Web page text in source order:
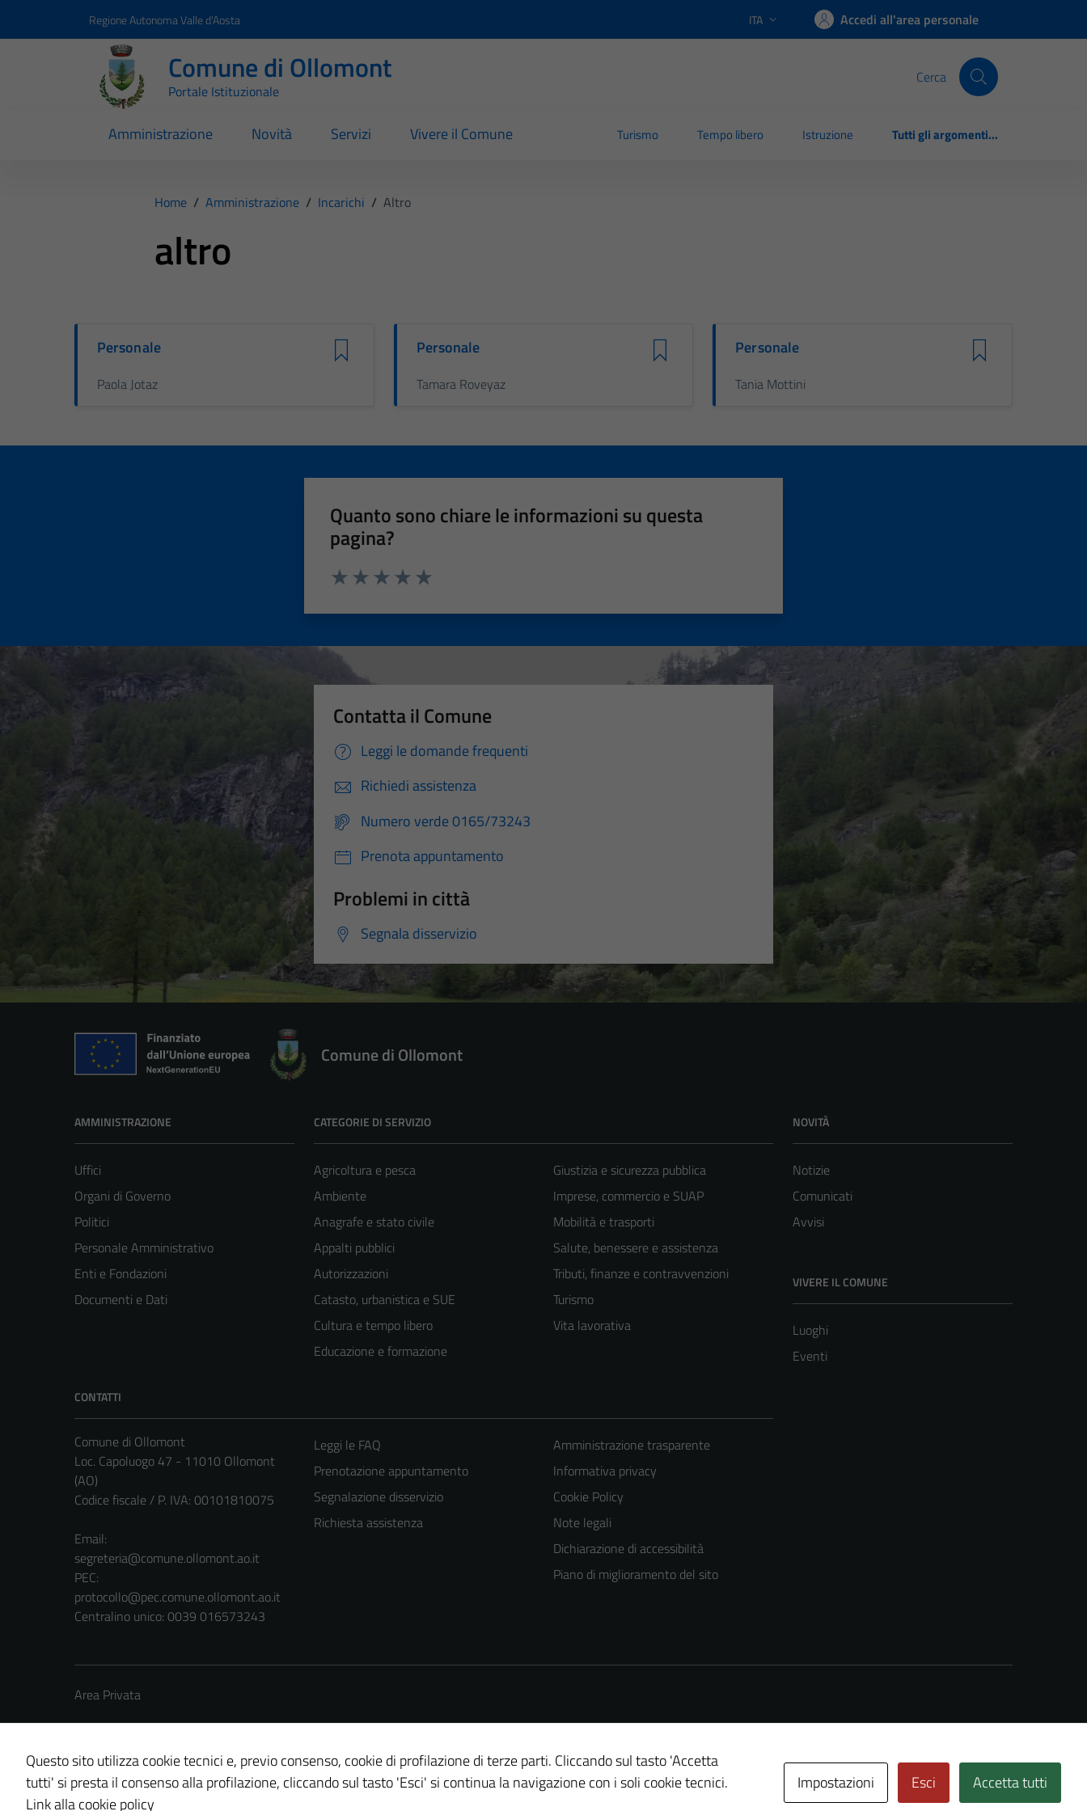
Regione Autonoma Valle d'Aosta Lingua attiva:
ITA Accedi all'area personale
Comune di Ollomont
Portale Istituzionale
Cerca
Amministrazione Novità Servizi Vivere il Comune Turismo Tempo libero Istruzione Tutti gli argomenti...
Home / Amministrazione / Incarichi / Altro
altro
Personale
Paola Jotaz
Personale
Tamara Roveyaz
Personale
Tania Mottini
Quanto sono chiare le informazioni su questa
pagina?
Contatta il Comune
Leggi le domande frequenti
Richiedi assistenza
Numero verde 0165/73243
Prenota appuntamento
Problemi in città
Segnala disservizio
Comune di Ollomont
AMMINISTRAZIONE
Uffici
Organi di Governo
Politici
Personale Amministrativo
Enti e Fondazioni
Documenti e Dati
CATEGORIE DI SERVIZIO
Agricoltura e pesca
Ambiente
Anagrafe e stato civile
Appalti pubblici
Autorizzazioni
Catasto, urbanistica e SUE
Cultura e tempo libero
Educazione e formazione
Giustizia e sicurezza pubblica
Imprese, commercio e SUAP
Mobilità e trasporti
Salute, benessere e assistenza
Tributi, finanze e contravvenzioni
Turismo
Vita lavorativa
NOVITÀ
Notizie
Comunicati
Avvisi
VIVERE IL COMUNE
Luoghi
Eventi
CONTATTI
Comune di Ollomont
Loc. Capoluogo 47 - 11010 Ollomont
(AO)
Codice fiscale / P. IVA: 00101810075
Email:
segreteria@comune.ollomont.ao.it
PEC:
protocollo@pec.comune.ollomont.ao.it
Centralino unico: 0039 016573243
Leggi le FAQ
Prenotazione appuntamento
Segnalazione disservizio
Richiesta assistenza
Amministrazione trasparente
Informativa privacy
Cookie Policy
Note legali
Dichiarazione di accessibilità
Piano di miglioramento del sito
Area Privata
Credits: © Technical Design s.r.l.
Questo sito utilizza cookie tecnici e, previo consenso, cookie di profilazione di terze parti. Cliccando sul tasto 'Accetta
tutti' si presta il consenso alla profilazione, cliccando sul tasto 'Esci' si continua la navigazione con i soli cookie tecnici.
Link alla cookie policy
Impostazioni Esci Accetta tutti